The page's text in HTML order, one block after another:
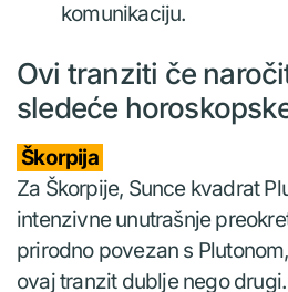
komunikaciju.
Ovi tranziti če
sledeće
Škorpija
Za Škorpije, Sunce kvadrat
intenzivne unutrašnje
prirodno povezan s
ovaj tranzit dublje nego